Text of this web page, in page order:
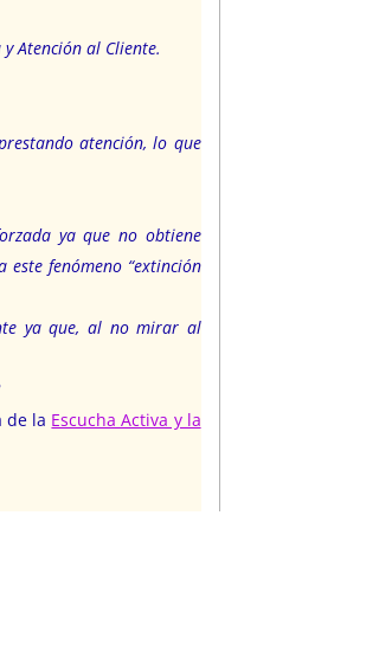
Atención al Cliente.
atención, lo que
ya que no obtiene
este fenómeno “extinción
ya que, al no mirar al
de la Escucha Activa y la